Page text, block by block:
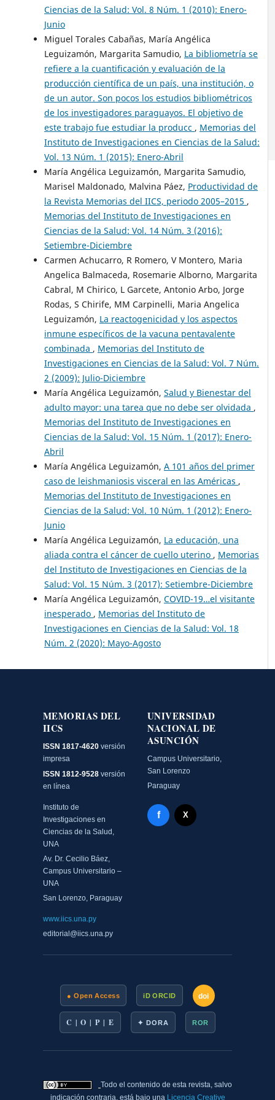
Ciencias de la Salud: Vol. 8 Núm. 1 (2010): Enero-
Junio
Miguel Torales Cabañas, María Angélica
Leguizamón, Margarita Samudio, La bibliometría se
refiere a la cuantificación y evaluación de la
producción científica de un país, una institución, o
de un autor. Son pocos los estudios bibliométricos
de los investigadores paraguayos. El objetivo de
este trabajo fue estudiar la producc , Memorias del
Instituto de Investigaciones en Ciencias de la Salud:
Vol. 13 Núm. 1 (2015): Enero-Abril
María Angélica Leguizamón, Margarita Samudio,
Marisel Maldonado, Malvina Páez, Productividad de
la Revista Memorias del IICS, periodo 2005–2015 ,
Memorias del Instituto de Investigaciones en
Ciencias de la Salud: Vol. 14 Núm. 3 (2016):
Setiembre-Diciembre
Carmen Achucarro, R Romero, V Montero, Maria
Angelica Balmaceda, Rosemarie Alborno, Margarita
Cabral, M Chirico, L Garcete, Antonio Arbo, Jorge
Rodas, S Chirife, MM Carpinelli, Maria Angelica
Leguizamón, La reactogenicidad y los aspectos
inmune específicos de la vacuna pentavalente
combinada , Memorias del Instituto de
Investigaciones en Ciencias de la Salud: Vol. 7 Núm.
2 (2009): Julio-Diciembre
María Angélica Leguizamón, Salud y Bienestar del
adulto mayor: una tarea que no debe ser olvidada ,
Memorias del Instituto de Investigaciones en
Ciencias de la Salud: Vol. 15 Núm. 1 (2017): Enero-
Abril
María Angélica Leguizamón, A 101 años del primer
caso de leishmaniosis visceral en las Américas ,
Memorias del Instituto de Investigaciones en
Ciencias de la Salud: Vol. 10 Núm. 1 (2012): Enero-
Junio
María Angélica Leguizamón, La educación, una
aliada contra el cáncer de cuello uterino , Memorias
del Instituto de Investigaciones en Ciencias de la
Salud: Vol. 15 Núm. 3 (2017): Setiembre-Diciembre
María Angélica Leguizamón, COVID-19…el visitante
inesperado , Memorias del Instituto de
Investigaciones en Ciencias de la Salud: Vol. 18
Núm. 2 (2020): Mayo-Agosto
MEMORIAS DEL
IICS
ISSN 1817-4620 versión
impresa
ISSN 1812-9528 versión
en línea
Instituto de
Investigaciones en
Ciencias de la Salud,
UNA
Av. Dr. Cecilio Báez,
Campus Universitario –
UNA
San Lorenzo, Paraguay
www.iics.una.py
editorial@iics.una.py
UNIVERSIDAD
NACIONAL DE
ASUNCIÓN
Campus Universitario,
San Lorenzo
Paraguay
Facebook - Memorias del
f X Twitter - MIICS UNA
X
● Open Access iD ORCID doi
C | O | P | E ✦ DORA ROR
Todo el contenido de esta revista, salvo
indicación contraria, está bajo una Licencia Creative